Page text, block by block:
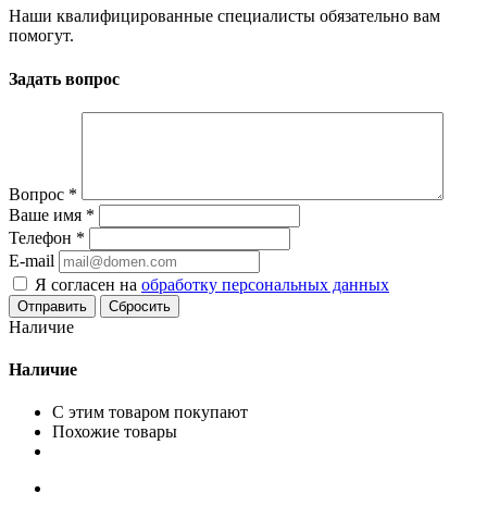
Наши квалифицированные специалисты обязательно вам
помогут.
Задать вопрос
Вопрос *
Ваше имя *
Телефон *
E-mail
Я согласен на обработку персональных данных
Сбросить
Наличие
Наличие
С этим товаром покупают
Похожие товары